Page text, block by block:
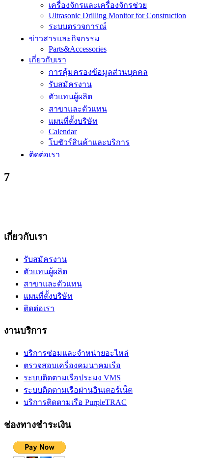
เครื่องจักรและเครื่องจักรช่วย
Ultrasonic Drilling Monitor for Construction
ระบบตรวจการณ์
ข่าวสารและกิจกรรม
Parts&Accessories
เกี่ยวกับเรา
การคุ้มครองข้อมูลส่วนบุคคล
รับสมัครงาน
ตัวแทนผู้ผลิต
สาขาและตัวแทน
แผนที่ตั้งบริษัท
Calendar
โบชัวร์สินค้าและบริการ
ติดต่อเรา
7
เกี่ยวกับเรา
รับสมัครงาน
ตัวแทนผู้ผลิต
สาขาและตัวแทน
แผนที่ตั้งบริษัท
ติดต่อเรา
งานบริการ
บริการซ่อมและจำหน่ายอะไหล่
ตรวจสอบเครื่องคมนาคมเรือ
ระบบติดตามเรือประมง VMS
ระบบติดตามเรือผ่านอินเตอร์เน็ต
บริการติดตามเรือ PurpleTRAC
ช่องทางชำระเงิน